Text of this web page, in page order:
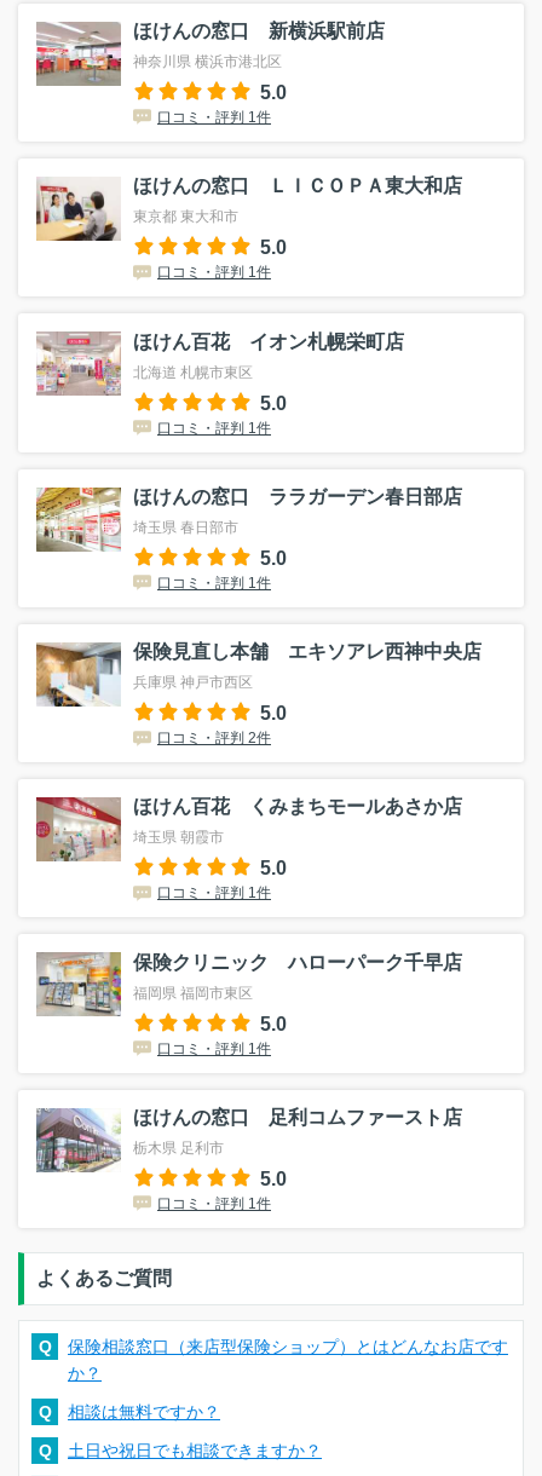
ほけんの窓口 新横浜駅前店
神奈川県 横浜市港北区
5.0
口コミ・評判 1件
ほけんの窓口 ＬＩＣＯＰＡ東大和店
東京都 東大和市
5.0
口コミ・評判 1件
ほけん百花 イオン札幌栄町店
北海道 札幌市東区
5.0
口コミ・評判 1件
ほけんの窓口 ララガーデン春日部店
埼玉県 春日部市
5.0
口コミ・評判 1件
保険見直し本舗 エキソアレ西神中央店
兵庫県 神戸市西区
5.0
口コミ・評判 2件
ほけん百花 くみまちモールあさか店
埼玉県 朝霞市
5.0
口コミ・評判 1件
保険クリニック ハローパーク千早店
福岡県 福岡市東区
5.0
口コミ・評判 1件
ほけんの窓口 足利コムファースト店
栃木県 足利市
5.0
口コミ・評判 1件
よくあるご質問
Q
保険相談窓口（来店型保険ショップ）とはどんなお店です
か？
Q
相談は無料ですか？
Q
土日や祝日でも相談できますか？